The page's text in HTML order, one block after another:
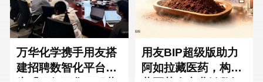
万华化学携手用友搭
建招聘数智化平台，
用友BIP超级版助力
阿如拉藏医药，构建